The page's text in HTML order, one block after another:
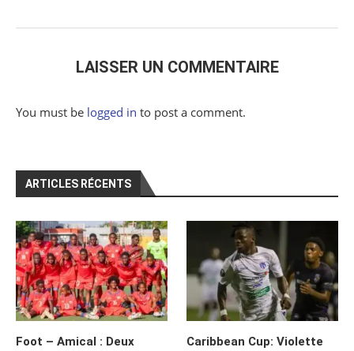
LAISSER UN COMMENTAIRE
You must be logged in to post a comment.
ARTICLES RÉCENTS
Foot – Amical : Deux Caribbean Cup: Violette